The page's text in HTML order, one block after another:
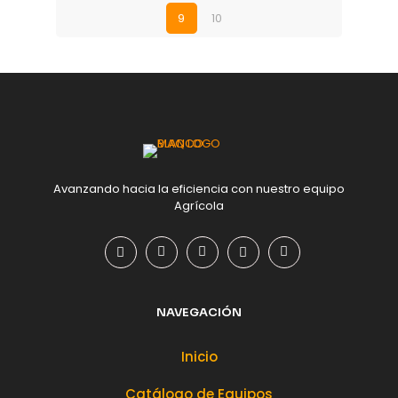
9 10
Avanzando hacia la eficiencia con nuestro equipo
Agrícola
NAVEGACIÓN
Inicio
Catálogo de Equipos